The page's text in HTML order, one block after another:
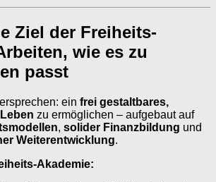
Ziel der Freiheits-
wie es zu
passt
ein frei gestaltbares,
zu ermöglichen – aufgebaut auf
, solider Finanzbildung und
Weiterentwicklung.
Akademie: